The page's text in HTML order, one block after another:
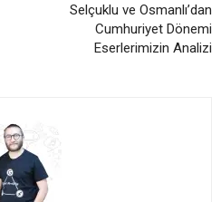
Selçuklu ve Osmanlı’dan
Cumhuriyet Dönemi
Eserlerimizin Analizi